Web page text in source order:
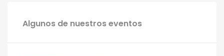
Algunos de nuestros eventos